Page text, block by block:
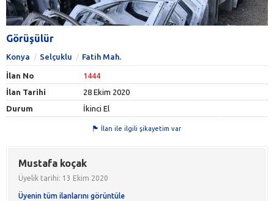
Görüşülür
Konya Selçuklu Fatih Mah.
İlan No
1444
İlan Tarihi
28 Ekim 2020
Durum
İkinci El
İlan ile ilgili şikayetim var
Mustafa koçak
Üyelik tarihi: 13 Ekim 2020
Üyenin tüm ilanlarını görüntüle